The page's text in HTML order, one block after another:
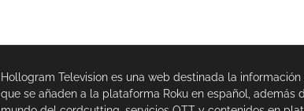
Hollogram Television es una web destinada la
que se añaden a la plataforma Roku en español, además